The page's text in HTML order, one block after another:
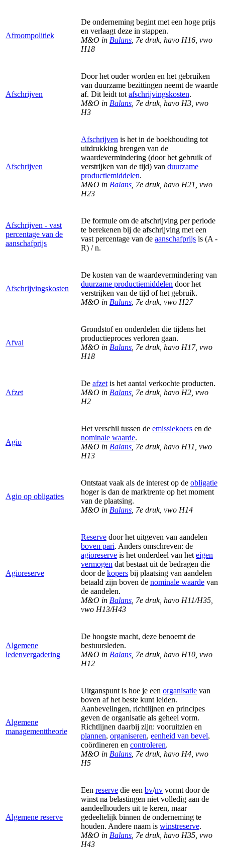
Afroompolitiek
De onderneming begint met een hoge prijs
en verlaagt deze in stappen.
M&O in Balans , 7e druk, havo H16, vwo
H18
Afschrijven
Door het ouder worden en het gebruiken
van duurzame bezittingen neemt de waarde
af. Dit leidt tot afschrijvingskosten.
M&O in Balans , 7e druk, havo H3, vwo
H3
Afschrijven
Afschrijven is het in de boekhouding tot
uitdrukking brengen van de
waardevermindering (door het gebruik of
verstrijken van de tijd) van duurzame
productiemiddelen.
M&O in Balans , 7e druk, havo H21, vwo
H23
Afschrijven - vast
percentage van de
aanschafprijs
De formule om de afschrijving per periode
te berekenen bij de afschrijving met een
vast percentage van de aanschafprijs is (A -
R) / n.
Afschrijvingskosten
De kosten van de waardevermindering van
duurzame productiemiddelen door het
verstrijken van de tijd of het gebruik.
M&O in Balans , 7e druk, vwo H27
Afval
Grondstof en onderdelen die tijdens het
productieproces verloren gaan.
M&O in Balans , 7e druk, havo H17, vwo
H18
Afzet
De afzet is het aantal verkochte producten.
M&O in Balans , 7e druk, havo H2, vwo
H2
Agio
Het verschil tussen de emissiekoers en de
nominale waarde.
M&O in Balans , 7e druk, havo H11, vwo
H13
Agio op obligaties
Ontstaat vaak als de interest op de obligatie
hoger is dan de marktrente op het moment
van de plaatsing.
M&O in Balans , 7e druk, vwo H14
Agioreserve
Reserve door het uitgeven van aandelen
boven pari. Anders omschreven: de
agioreserve is het onderdeel van het eigen
vermogen dat bestaat uit de bedragen die
door de kopers bij plaatsing van aandelen
betaald zijn boven de nominale waarde van
de aandelen.
M&O in Balans , 7e druk, havo H11/H35,
vwo H13/H43
Algemene
ledenvergadering
De hoogste macht, deze benoemt de
bestuursleden.
M&O in Balans , 7e druk, havo H10, vwo
H12
Algemene
managementtheorie
Uitganspunt is hoe je een organisatie van
boven af het beste kunt leiden.
Aanbevelingen, richtlijnen en principes
geven de organisatie als geheel vorm.
Richtlijnen daarbij zijn: vooruitzien en
plannen, organiseren, eenheid van bevel,
coördineren en controleren.
M&O in Balans , 7e druk, havo H4, vwo
H5
Algemene reserve
Een reserve die een bv/nv vormt door de
winst na belastingen niet volledig aan de
aandeelhouders uit te keren, maar
gedeeltelijk binnen de onderneming te
houden. Andere naam is winstreserve.
M&O in Balans , 7e druk, havo H35, vwo
H43